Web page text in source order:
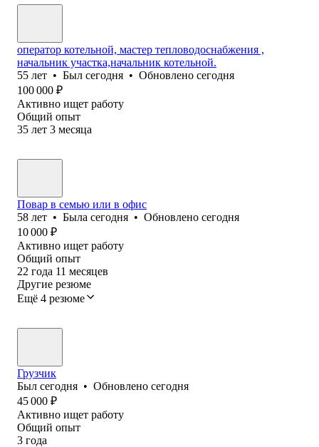
оператор котельной, мастер тепловодоснабжения ,
начальник участка,начальник котельной.
55 лет • Был сегодня • Обновлено сегодня
100 000 ₽
Активно ищет работу
Общий опыт
35 лет 3 месяца
Повар в семью или в офис
58 лет • Была сегодня • Обновлено сегодня
10 000 ₽
Активно ищет работу
Общий опыт
22 года 11 месяцев
Другие резюме
Ещё 4 резюме
Грузчик
Был сегодня • Обновлено сегодня
45 000 ₽
Активно ищет работу
Общий опыт
3 года